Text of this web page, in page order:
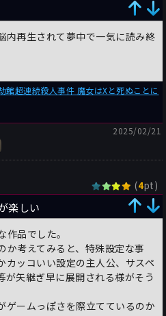
内再生されて夢中で一気に読み終
館超連続殺人事件 魔女はXと死ぬことに
2025/02/21
(4pt)
楽しい
品でした。
か考えてみると、特殊設定な事
カッコいい設定の主人公、サスペ
が矢継ぎ早に展開される様がそう
ゲームっぽさを際立てているのか